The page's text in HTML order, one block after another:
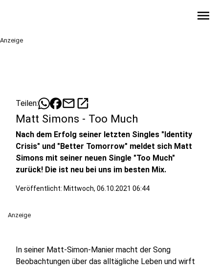
menu
Anzeige
Teilen: mailopen_in_new
Matt Simons - Too Much
Nach dem Erfolg seiner letzten Singles "Identity
Crisis" und "Better Tomorrow" meldet sich Matt
Simons mit seiner neuen Single "Too Much"
zurück! Die ist neu bei uns im besten Mix.
Veröffentlicht: Mittwoch, 06.10.2021 06:44
Anzeige
In seiner Matt-Simon-Manier macht der Song
Beobachtungen über das alltägliche Leben und wirft